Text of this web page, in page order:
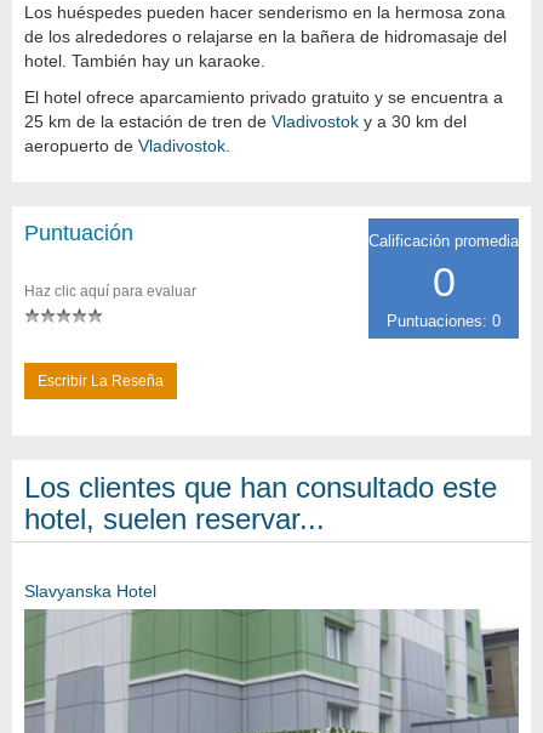
Los huéspedes pueden hacer senderismo en la hermosa zona
de los alrededores o relajarse en la bañera de hidromasaje del
hotel. También hay un karaoke.
El hotel ofrece aparcamiento privado gratuito y se encuentra a
25 km de la estación de tren de Vladivostok y a 30 km del
aeropuerto de Vladivostok
Calificación promedia
0
Puntuaciones: 0
Puntuación
Haz clic aquí para evaluar
Escribir La Reseña
Los clientes que han consultado este
hotel, suelen reservar...
Slavyanska Hotel